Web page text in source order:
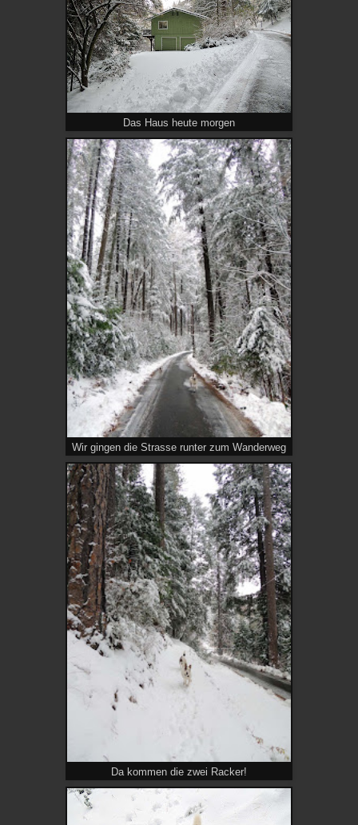
Das Haus heute morgen
Wir gingen die Strasse runter zum Wanderweg
Da kommen die zwei Racker!